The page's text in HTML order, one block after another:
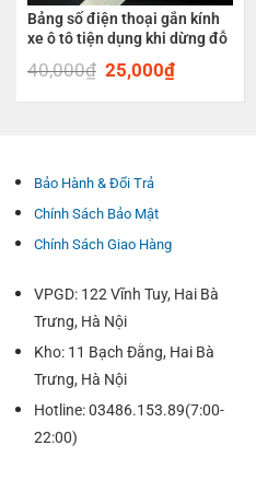
Bảng số điện thoại gắn kính
xe ô tô tiện dụng khi dừng đỗ
40,000₫ Original
was:
25,000₫Current
is:
Bảo Hành & Đổi Trả
Chính Sách Bảo Mật
Chính Sách Giao Hàng
VPGD: 122 Vĩnh Tuy, Hai Bà
Trưng, Hà Nội
Kho: 11 Bạch Đằng, Hai Bà
Trưng, Hà Nội
Hotline: 03486.153.89(7:00-
22:00)